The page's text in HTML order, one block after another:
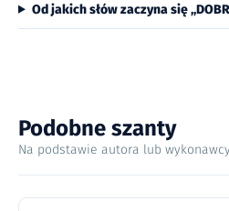
Od jakich słów zaczyna się
Podobne szanty
Na podstawie autora lub wykonawcy